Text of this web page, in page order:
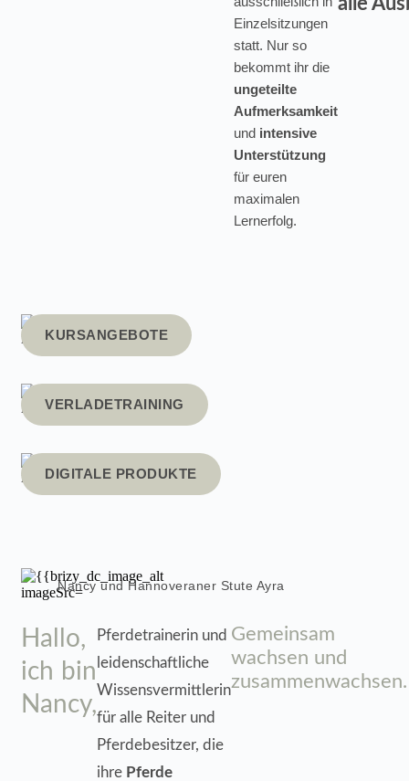
Einzelsitzungen
statt. Nur so
bekommt ihr die
ungeteilte
Aufmerksamkeit
und intensive
Unterstützung
für euren
maximalen
Lernerfolg.
KURSANGEBOTE
VERLADETRAINING
DIGITALE PRODUKTE
Nancy und Hannoveraner Stute Ayra
Hallo,
ich bin
Nancy,
Pferdetrainerin und
leidenschaftliche
Wissensvermittlerin
für alle Reiter und
Pferdebesitzer, die
ihre Pferde
Gemeinsam
wachsen und
zusammenwachsen.